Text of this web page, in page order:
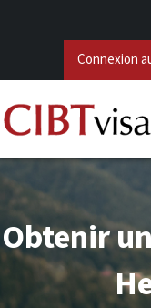
Connexion
Obtenir